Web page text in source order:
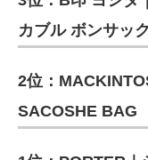
カブル ボンサッ
2位：
SACOSHE BAG